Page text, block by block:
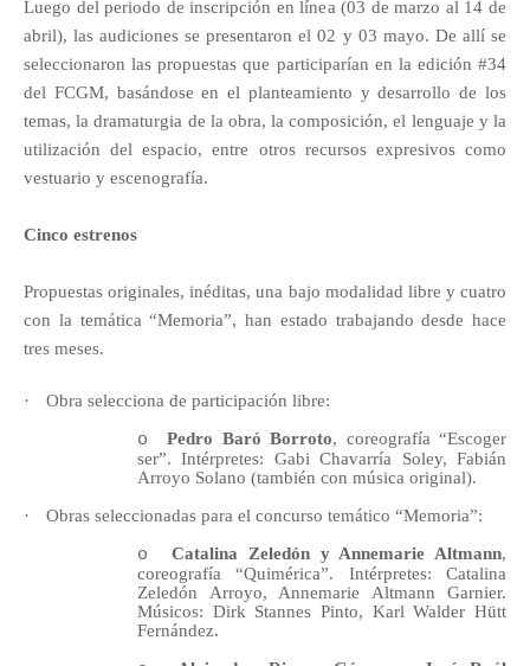
Luego del periodo de inscripción en línea (03 de marzo al 14 de
abril), las audiciones se presentaron el 02 y 03 mayo. De allí se
seleccionaron las propuestas que participarían en la edición #34
del FCGM, basándose en el planteamiento y desarrollo de los
temas, la dramaturgia de la obra, la composición, el lenguaje y la
utilización del espacio, entre otros recursos expresivos como
vestuario y escenografía.
Cinco estrenos
Propuestas originales, inéditas, una bajo modalidad libre y cuatro
con la temática “Memoria”, han estado trabajando desde hace
tres meses.
· Obra selecciona de participación libre:
o Pedro Baró Borroto, coreografía “Escoger
ser”. Intérpretes: Gabi Chavarría Soley, Fabián
Arroyo Solano (también con música original).
·
Obras seleccionadas para el concurso temático “Memoria”:
o Catalina Zeledón y Annemarie Altmann,
coreografía “Quimérica”. Intérpretes: Catalina
Zeledón Arroyo, Annemarie Altmann Garnier.
Músicos: Dirk Stannes Pinto, Karl Walder Hütt
Fernández.